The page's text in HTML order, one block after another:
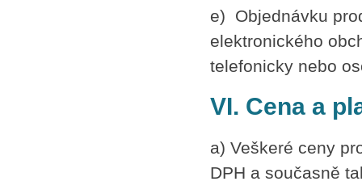
e) Objednávku
elektronického
telefonicky nebo
VI. Cena a
a) Veškeré ceny
DPH a současně